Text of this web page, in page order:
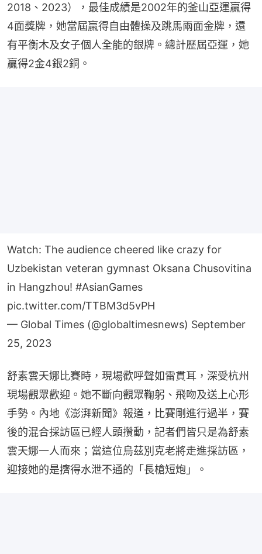
2018、2023），最佳成績是2002年的釜山亞運贏得
4面獎牌，她當屆贏得自由體操及跳馬兩面金牌，還
有平衡木及女子個人全能的銀牌。總計歷屆亞運，她
贏得2金4銀2銅。
Watch: The audience cheered like crazy for
Uzbekistan veteran gymnast Oksana Chusovitina
in Hangzhou! #AsianGames
pic.twitter.com/TTBM3d5vPH
— Global Times (@globaltimesnews) September
25, 2023
舒素雲天娜比賽時，現場歡呼聲如雷貫耳，深受杭州
現場觀眾歡迎。她不斷向觀眾鞠躬、飛吻及送上心形
手勢。內地《澎湃新聞》報道，比賽剛進行過半，賽
後的混合採訪區已經人頭攢動，記者們皆只是為舒素
雲天娜一人而來；當這位烏茲別克老將走進採訪區，
迎接她的是擠得水泄不通的「長槍短炮」。